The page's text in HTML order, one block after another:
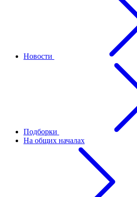
Новости
Подборки
На общих началах